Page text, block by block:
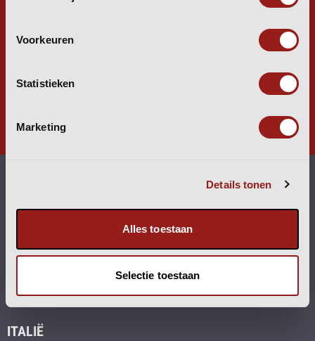
Voorkeuren
Statistieken
Marketing
Details tonen
Alles toestaan
Selectie toestaan
AANGENAAM.
Heijtmorgen 19
T+31 (0) 486 47 22 50
ITALIË